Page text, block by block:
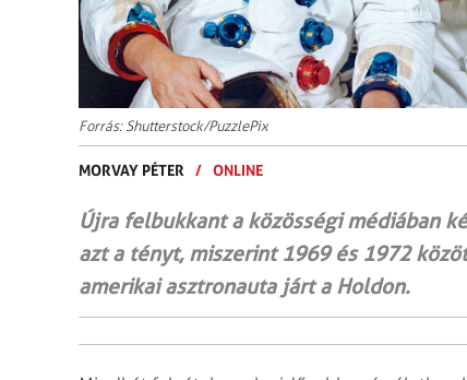
Forrás: Shutterstock/PuzzlePix
MORVAY PÉTER / ONLINE
Újra felbukkant a közösségi médiában
azt a tényt, miszerint 1969 és 1972
amerikai asztronauta járt a Holdon.